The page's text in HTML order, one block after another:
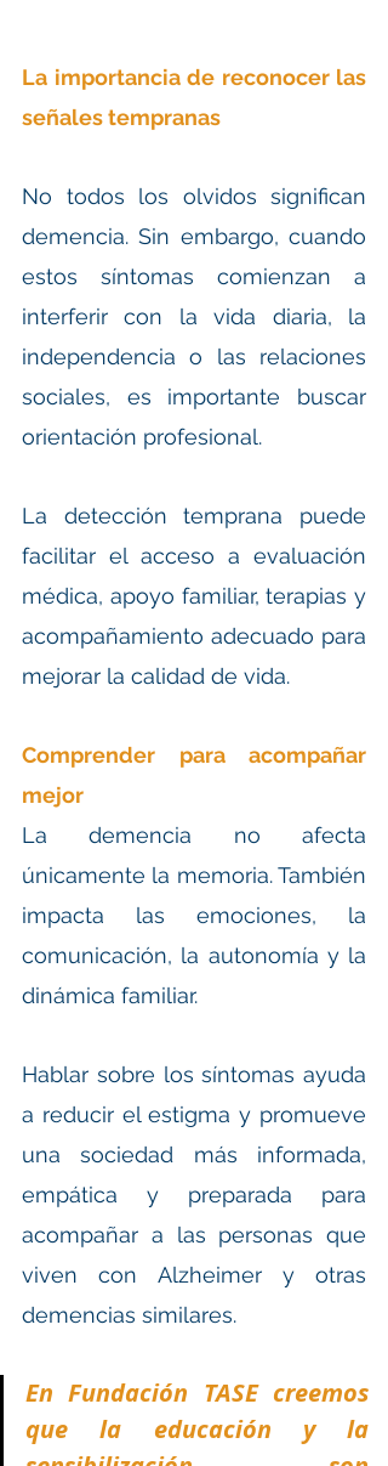
La importancia de reconocer las
señales tempranas
No todos los olvidos significan
demencia. Sin embargo, cuando
estos síntomas comienzan a
interferir con la vida diaria, la
independencia o las relaciones
sociales, es importante buscar
orientación profesional.
La detección temprana puede
facilitar el acceso a evaluación
médica, apoyo familiar, terapias y
acompañamiento adecuado para
mejorar la calidad de vida.
Comprender para acompañar
mejor
La demencia no afecta
únicamente la memoria. También
impacta las emociones, la
comunicación, la autonomía y la
dinámica familiar.
Hablar sobre los síntomas ayuda
a reducir el estigma y promueve
una sociedad más informada,
empática y preparada para
acompañar a las personas que
viven con Alzheimer y otras
demencias similares.
En Fundación TASE creemos
que la educación y la